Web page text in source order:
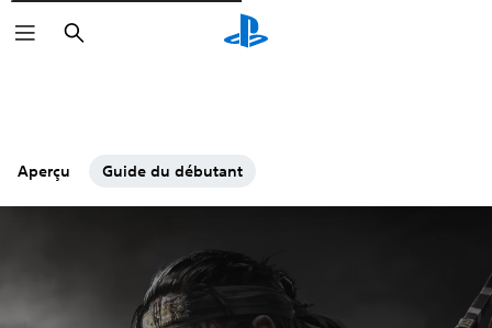
Rechercher
Aperçu Guide du débutant